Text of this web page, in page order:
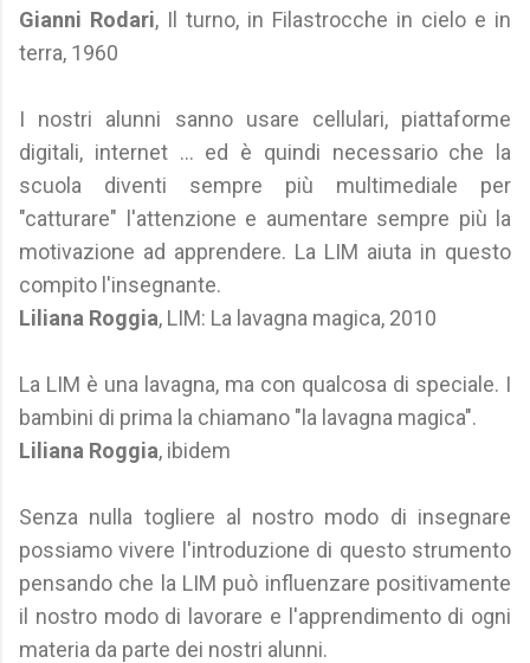
Gianni Rodari, Il turno, in Filastrocche in cielo e in
terra, 1960
I nostri alunni sanno usare cellulari, piattaforme
digitali, internet ... ed è quindi necessario che la
scuola diventi sempre più multimediale per
"catturare" l'attenzione e aumentare sempre più la
motivazione ad apprendere. La LIM aiuta in questo
compito l'insegnante.
Liliana Roggia, LIM: La lavagna magica, 2010
La LIM è una lavagna, ma con qualcosa di speciale. I
bambini di prima la chiamano "la lavagna magica".
Liliana Roggia, ibidem
Senza nulla togliere al nostro modo di insegnare
possiamo vivere l'introduzione di questo strumento
pensando che la LIM può influenzare positivamente
il nostro modo di lavorare e l'apprendimento di ogni
materia da parte dei nostri alunni.